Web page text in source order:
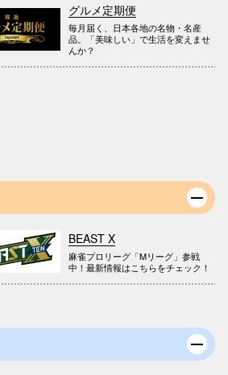
グルメ定期便
毎月届く、日本各地の名物・名産
品。「美味しい」で生活を変えませ
んか？
BEAST X
麻雀プロリーグ「Mリーグ」参戦
中！最新情報はこちらをチェック！